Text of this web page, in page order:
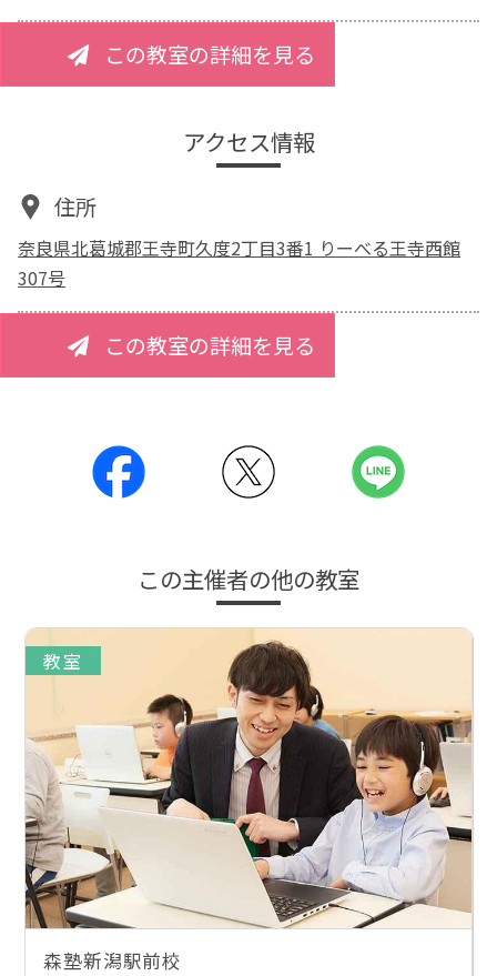
この教室の詳細を見る
アクセス情報
住所
奈良県北葛城郡王寺町久度2丁目3番1 りーべる王寺西館
307号
この教室の詳細を見る
この主催者の他の教室
教室
森塾新潟駅前校